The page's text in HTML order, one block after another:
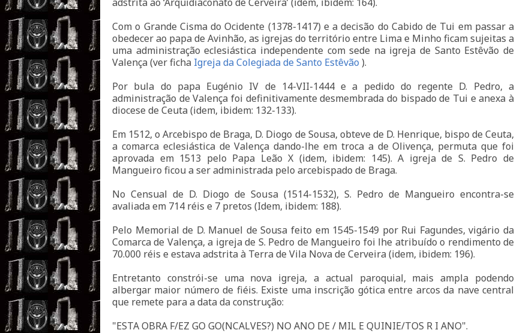
Com o Grande Cisma do Ocidente (1378-1417) e a decisão do Cabido de Tui em passar a
obedecer ao papa de Avinhão, as igrejas do território entre Lima e Minho ficam sujeitas a
uma administração eclesiástica independente com sede na igreja de Santo Estêvão de
Valença (ver ficha Igreja da Colegiada de Santo Estêvão ).
Por bula do papa Eugénio IV de 14-VII-1444 e a pedido do regente D. Pedro, a
administração de Valença foi definitivamente desmembrada do bispado de Tui e anexa à
diocese de Ceuta (idem, ibidem: 132-133).
Em 1512, o Arcebispo de Braga, D. Diogo de Sousa, obteve de D. Henrique, bispo de Ceuta,
a comarca eclesiástica de Valença dando-lhe em troca a de Olivença, permuta que foi
aprovada em 1513 pelo Papa Leão X (idem, ibidem: 145). A igreja de S. Pedro de
Mangueiro ficou a ser administrada pelo arcebispado de Braga.
No Censual de D. Diogo de Sousa (1514-1532), S. Pedro de Mangueiro encontra-se
avaliada em 714 réis e 7 pretos (Idem, ibidem: 188).
Pelo Memorial de D. Manuel de Sousa feito em 1545-1549 por Rui Fagundes, vigário da
Comarca de Valença, a igreja de S. Pedro de Mangueiro foi lhe atribuído o rendimento de
70.000 réis e estava adstrita à Terra de Vila Nova de Cerveira (idem, ibidem: 196).
Entretanto constrói-se uma nova igreja, a actual paroquial, mais ampla podendo
albergar maior número de fiéis. Existe uma inscrição gótica entre arcos da nave central
que remete para a data da construção:
"ESTA OBRA F/EZ GO GO(NCALVES?) NO ANO DE / MIL E QUINIE/TOS R I ANO".